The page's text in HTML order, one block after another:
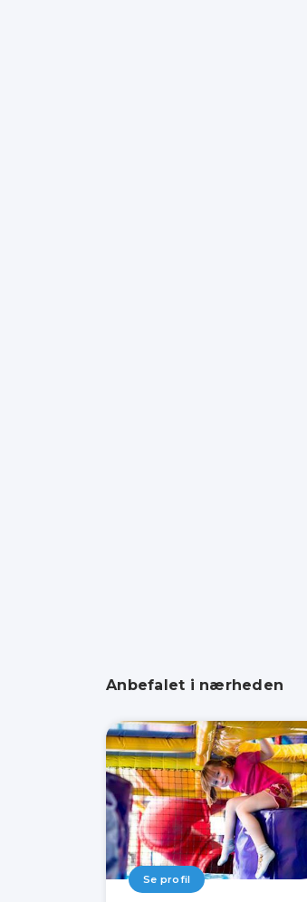
Anbefalet i nærheden
Se profil